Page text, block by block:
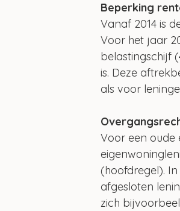
Beperking
Vanaf 2014 is
Voor het jaar
belastingschijf
is. Deze
als voor
Voor een oude
(hoofdregel).
afgesloten
zich